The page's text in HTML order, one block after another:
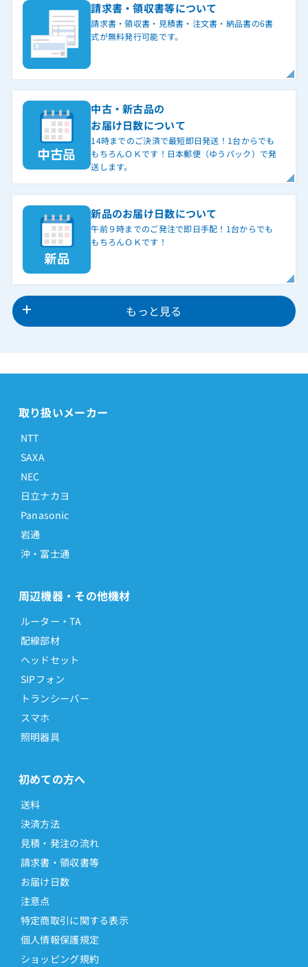
請求書・領収書等について
請求書・領収書・見積書・注文書・納品書の6書
式が無料発行可能です。
中古・新古品の
お届け日数について
14時までのご決済で最短即日発送！1台からでも
もちろんＯＫです！日本郵便（ゆうパック）で発
送します。
新品のお届け日数について
午前９時までのご発注で即日手配！1台からでも
もちろんＯＫです！
もっと見る
取り扱いメーカー
NTT
SAXA
NEC
日立ナカヨ
Panasonic
岩通
沖・富士通
周辺機器・その他機材
ルーター・TA
配線部材
ヘッドセット
SIPフォン
トランシーバー
スマホ
照明器具
初めての方へ
送料
決済方法
見積・発注の流れ
請求書・領収書等
お届け日数
注意点
特定商取引に関する表示
個人情報保護規定
ショッピング規約